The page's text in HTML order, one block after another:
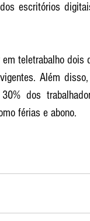
escritórios
teletrabalho dois
Além
dos
férias e abono.